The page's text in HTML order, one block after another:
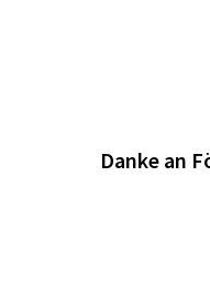
Danke an